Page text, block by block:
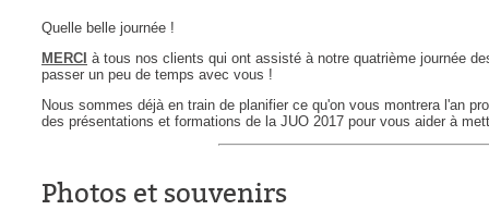
Rapports &
requêtes
Résolution
Quelle belle journée !
MERCI à tous nos clients qui ont assisté à notre quatrième journée
passer un peu de temps avec vous !
Nous sommes déjà en train de planifier ce qu'on vous montrera l'an
des présentations et formations de la JUO 2017 pour vous aider à
Photos et souvenirs